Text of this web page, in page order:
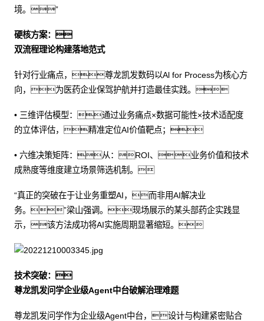
境。”
硬核方案：
双流程理论构建落地范式
针对行业痛点，尊龙凯发数码以Al for Process为核心方
向，为医药企业保驾护航并打造最佳实践。
• 三维评估模型：通过业务痛点×数据可能性×技术适配度
的立体评估，精准定位AI价值靶点；
• 六维决策矩阵：从：ROI、业务价值和技术
成熟度等维度建立场景筛选机制。
“真正的突破在于让业务重塑AI，而非用AI解决业
务。”梁山强调。现场展示的某头部药企实践显
示，该方法成功将AI实施周期显著缩短。
技术突破：
尊龙凯发问学企业级Agent中台破解治理难题
尊龙凯发问学作为企业级Agent中台，设计与构建紧密贴合